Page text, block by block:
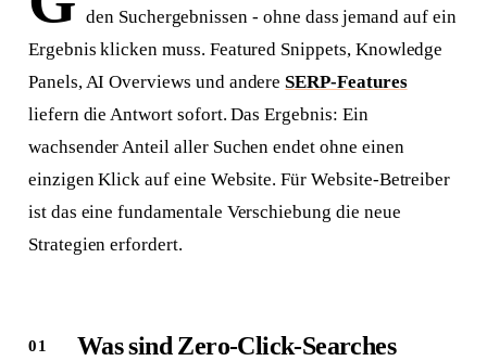
den Suchergebnissen - ohne dass jemand auf ein
Ergebnis klicken muss. Featured Snippets, Knowledge
Panels, AI Overviews und andereSERP-Features
liefern die Antwort sofort. Das Ergebnis: Ein
wachsender Anteil aller Suchen endet ohne einen
einzigen Klick auf eine Website. Für Website-Betreiber
ist das eine fundamentale Verschiebung die neue
Strategien erfordert.
Was sind Zero-Click-Searches